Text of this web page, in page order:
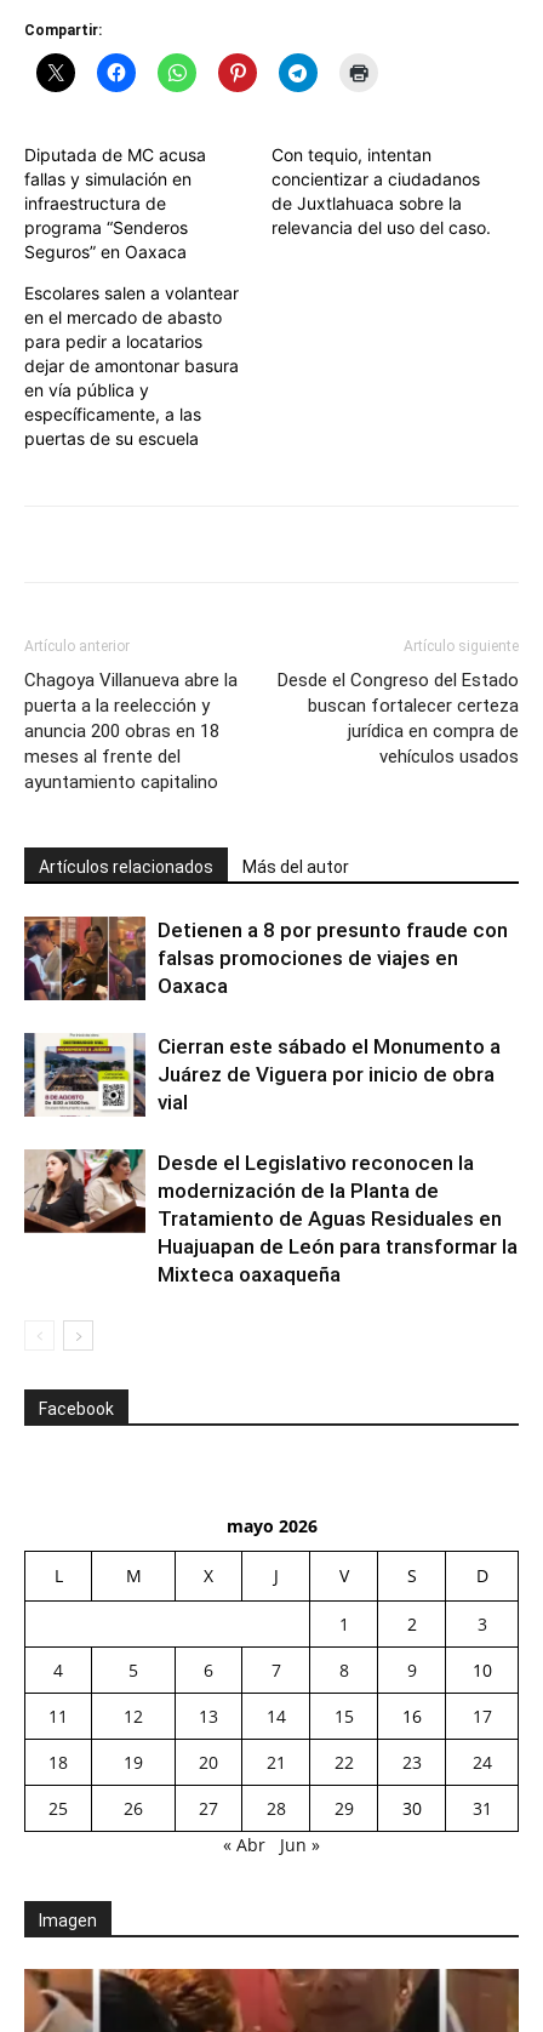
Compartir:
Diputada de MC acusa
fallas y simulación en
infraestructura de
programa “Senderos
Seguros” en Oaxaca
Con tequio, intentan
concientizar a ciudadanos
de Juxtlahuaca sobre la
relevancia del uso del caso.
Escolares salen a volantear
en el mercado de abasto
para pedir a locatarios
dejar de amontonar basura
en vía pública y
específicamente, a las
puertas de su escuela
Artículo anterior
Chagoya Villanueva abre la
puerta a la reelección y
anuncia 200 obras en 18
meses al frente del
ayuntamiento capitalino
Artículo siguiente
Desde el Congreso del Estado
buscan fortalecer certeza
jurídica en compra de
vehículos usados
Artículos relacionados Más del autor
Detienen a 8 por presunto fraude con
falsas promociones de viajes en
Oaxaca
Cierran este sábado el Monumento a
Juárez de Viguera por inicio de obra
vial
Desde el Legislativo reconocen la
modernización de la Planta de
Tratamiento de Aguas Residuales en
Huajuapan de León para transformar la
Mixteca oaxaqueña
Facebook
mayo 2026
L M X J V S D
1 2
3
4
5 6 7 8 9
10
11
12 13 14 15 16
17
18
19 20 21 22 23
24
25
26 27 28 29 30
31
« Abr
Jun »
Imagen